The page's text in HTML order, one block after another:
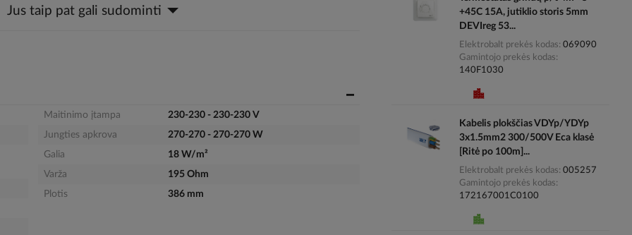
Jus taip pat gali sudominti
Maitinimo įtampa
230-230 - 230-230 V
Jungties apkrova
270-270 - 270-270 W
Galia
18 W/m²
Varža
195 Ohm
Plotis
386 mm
+45C 15A, jutiklio storis 5mm
DEVIreg 53...
Elektrobalt prekės kodas 069090
Gamintojo prekės kodas
140F1030
Kabelis plokščias VDYp/YDYp
3x1.5mm2 300/500V Eca klasė
[Ritė po 100m]...
Elektrobalt prekės kodas 005257
Gamintojo prekės kodas
172167001C0100